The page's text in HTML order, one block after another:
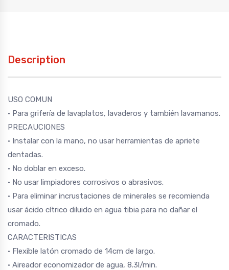
Description
USO COMUN
• Para grifería de lavaplatos, lavaderos y también lavamanos.
PRECAUCIONES
• Instalar con la mano, no usar herramientas de apriete
dentadas.
• No doblar en exceso.
• No usar limpiadores corrosivos o abrasivos.
• Para eliminar incrustaciones de minerales se recomienda
usar ácido cítrico diluido en agua tibia para no dañar el
cromado.
CARACTERISTICAS
• Flexible latón cromado de 14cm de largo.
• Aireador economizador de agua, 8.3l/min.